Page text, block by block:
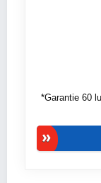
*Garantie 60